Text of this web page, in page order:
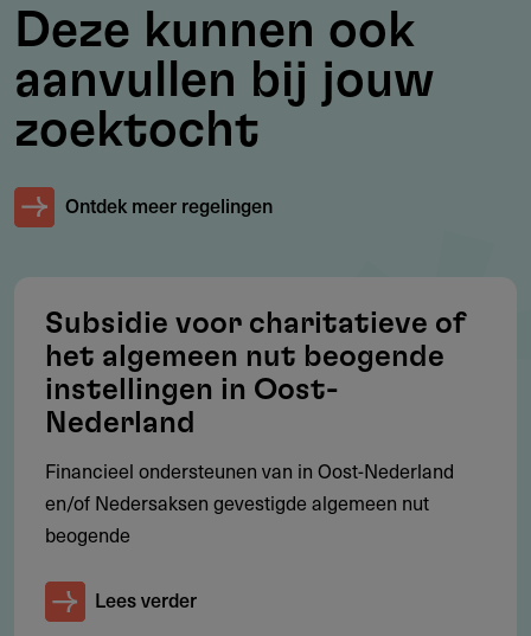
financiële situatie
De verstrekte gegevens zijn voldoende controleerbaar
Er is jaarlijks ca. € 1750 euro aan subsidie beschikbaar.
Aanvragen
Via aanvraagformulier (zie bijlagen).
Het ingevulde formulier kun je vervolgens met de
Meesturen
Ondersteunende verklaring van een bij het doel van de
instelling
Deze kunnen ook
aanvullen bij jouw
zoektocht
Ontdek meer regelingen
Subsidie voor charitatieve of
het algemeen nut beogende
instellingen in Oost-
Nederland
Financieel ondersteunen van in Oost-Nederland
en/of Nedersaksen gevestigde algemeen nut
beogende
Lees verder